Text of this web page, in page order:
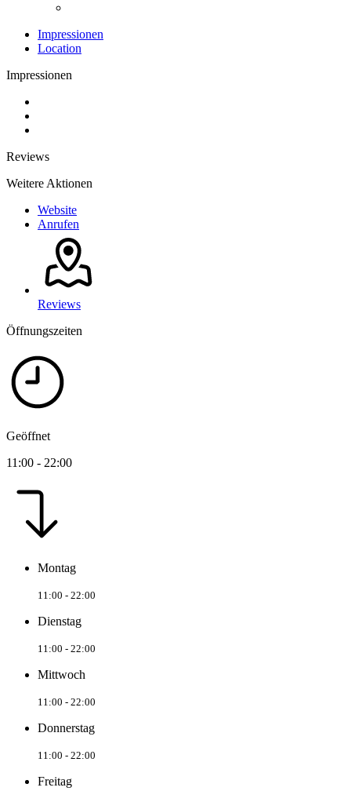
Impressionen
Location
Impressionen
Reviews
Weitere Aktionen
Website
Anrufen
Reviews
Öffnungszeiten
Geöffnet
11:00 - 22:00
Montag
11:00 - 22:00
Dienstag
11:00 - 22:00
Mittwoch
11:00 - 22:00
Donnerstag
11:00 - 22:00
Freitag